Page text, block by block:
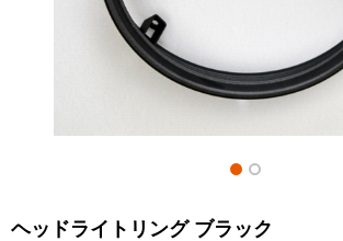
ヘッドライトリング ブラック